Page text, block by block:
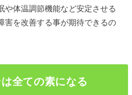
や体温調節機能など安定させる
害を改善する事が期待できるの
全ての素になる